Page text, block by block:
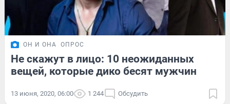
ОН И ОНА ОПРОС
Не скажут в лицо: 10 неожиданных
вещей, которые дико бесят мужчин
13 июня, 2020, 06:00 1 244 Обсудить